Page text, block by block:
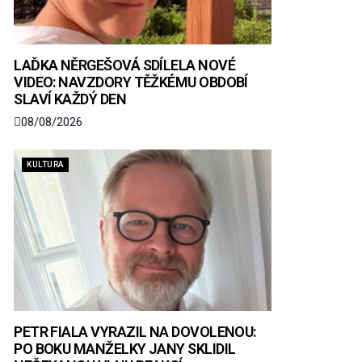
LAĎKA NĚRGEŠOVÁ SDÍLELA NOVÉ
VIDEO: NAVZDORY TĚŽKÉMU OBDOBÍ
SLAVÍ KAŽDÝ DEN
08/08/2026
KULTURA
PETR FIALA VYRAZIL NA DOVOLENOU:
PO BOKU MANŽELKY JANY SKLIDIL